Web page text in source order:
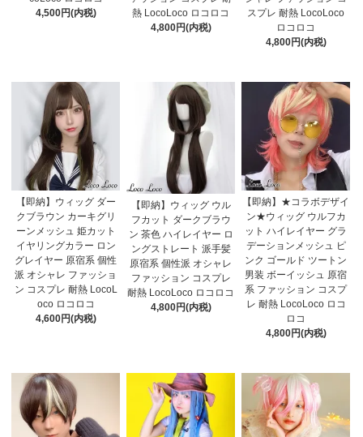
4,500円(内税)
熱 LocoLoco ロコロコ
4,800円(内税)
スプレ 耐熱 LocoLoco
ロコロコ
4,800円(内税)
【即納】ウィッグ ダー
クブラウン カーキグリ
ーンメッシュ 姫カット
イヤリングカラー ロン
グレイヤー 原宿系 個性
派 オシャレ ファッショ
ン コスプレ 耐熱 LocoL
oco ロコロコ
4,600円(内税)
【即納】ウィッグ ウル
フカット ダークブラウ
ン 茶色 ハイレイヤー ロ
ングストレート 派手髪
原宿系 個性派 オシャレ
ファッション コスプレ
耐熱 LocoLoco ロコロコ
4,800円(内税)
【即納】★コラボデザイ
ン★ウィッグ ウルフカ
ット ハイレイヤー グラ
デーションメッシュ ピ
ンク ゴールド ツートン
男装 ボーイッシュ 原宿
系 ファッション コスプ
レ 耐熱 LocoLoco ロコ
ロコ
4,800円(内税)